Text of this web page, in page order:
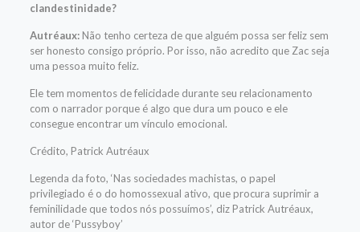
clandestinidade?
Autréaux:Não tenho certeza de que alguém possa ser feliz sem
ser honesto consigo próprio. Por isso, não acredito que Zac seja
uma pessoa muito feliz.
Ele tem momentos de felicidade durante seu relacionamento
com o narrador porque é algo que dura um pouco e ele
consegue encontrar um vínculo emocional.
Crédito, Patrick Autréaux
Legenda da foto, ‘Nas sociedades machistas, o papel
privilegiado é o do homossexual ativo, que procura suprimir a
feminilidade que todos nós possuímos’, diz Patrick Autréaux,
autor de ‘Pussyboy’